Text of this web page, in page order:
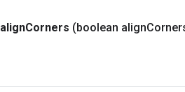
alignCorners (boolean align